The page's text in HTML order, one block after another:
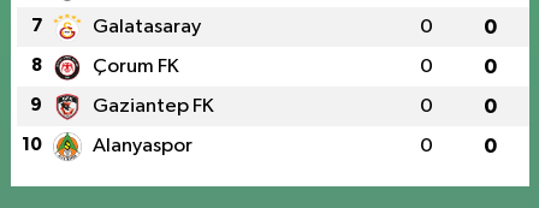
7 Galatasaray 0 0
8 Çorum FK 0 0
9 Gaziantep FK 0 0
10 Alanyaspor 0 0